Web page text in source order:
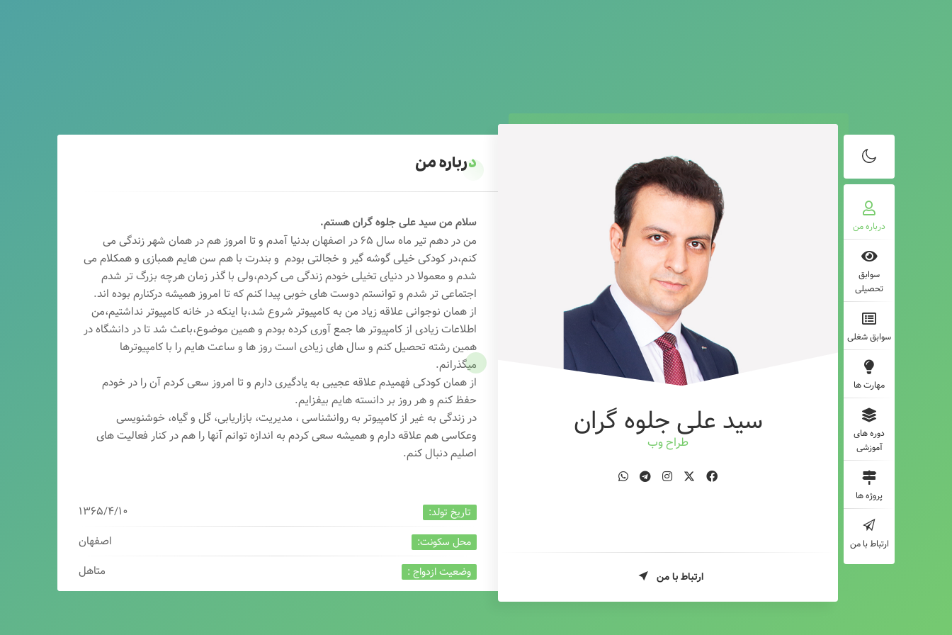
درباره من
سوابق
تحصیلی
سوابق شغلی
مهارت ها
دوره های
آموزشی
پروژه ها
ارتباط با من
سید علی جلوه گران
طراح وب
ارتباط با من
درباره من
سلام من سید علی جلوه گران هستم.
من در دهم تیر ماه سال ۶۵ در اصفهان بدنیا آمدم و تا امروز هم در همان شهر زندگی می
کنم،در کودکی خیلی گوشه گیر و خجالتی بودم و بندرت با هم سن هایم همبازی و همکلام می
شدم و معمولا در دنیای تخیلی خودم زندگی می کردم،ولی با گذر زمان هرچه بزرگ تر شدم
اجتماعی تر شدم و توانستم دوست های خوبی پیدا کنم که تا امروز همیشه درکنارم بوده اند.
از همان نوجوانی علاقه زیاد من به کامپیوتر شروع شد،با اینکه در خانه کامپیوتر نداشتیم،من
اطلاعات زیادی از کامپیوتر ها جمع آوری کرده بودم و همین موضوع،باعث شد تا در دانشگاه در
همین رشته تحصیل کنم و سال های زیادی است روز ها و ساعت هایم را با کامپیوترها
میگذرانم.
از همان کودکی فهمیدم علاقه عجیبی به یادگیری دارم و تا امروز سعی کردم آن را در خودم
حفظ کنم و هر روز بر دانسته هایم بیفزایم.
در زندگی به غیر از کامپیوتر به روانشناسی ، مدیریت، بازاریابی، گل و گیاه، خوشنویسی
وعکاسی هم علاقه دارم و همیشه سعی کردم به اندازه توانم آنها را هم در کنار فعالیت های
اصلیم دنبال کنم.
تاریخ تولد: ۱۳۶۵/۴/۱۰
محل سکونت: اصفهان
وضعیت ازدواج : متاهل